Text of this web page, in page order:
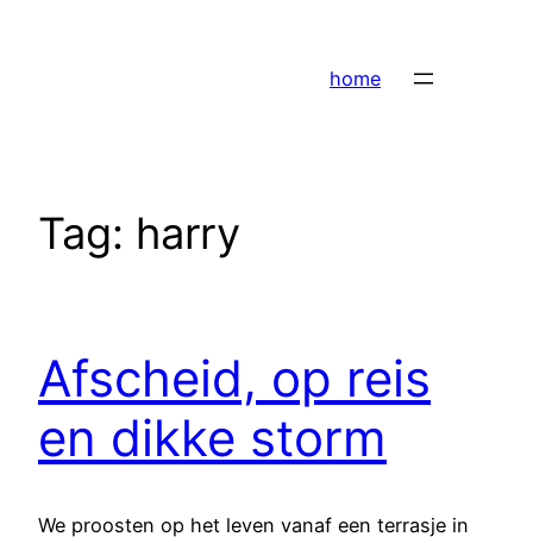
home
Tag: harry
Afscheid, op reis
en dikke storm
We proosten op het leven vanaf een terrasje in